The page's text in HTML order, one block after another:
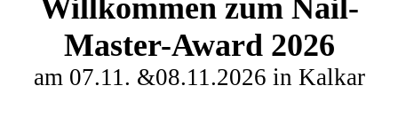
Willkommen zumNail-
Master-Award 2026
am 07.11. &08.11.2026 in Kalkar